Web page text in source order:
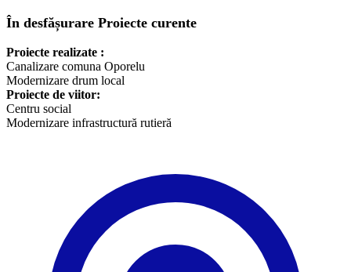
În desfășurare Proiecte curente
Proiecte realizate :
Canalizare comuna Oporelu
Modernizare drum local
Proiecte de viitor:
Centru social
Modernizare infrastructură rutieră